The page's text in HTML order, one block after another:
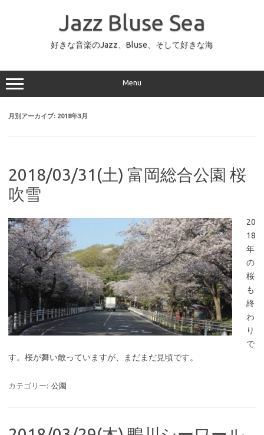
ッ
プ
Jazz Bluse Sea
好きな音楽のJazz、Bluse、そして好きな海
Menu
月別アーカイブ: 2018年3月
2018/03/31(土) 富岡総合公園 桜
吹雪
20
18
年
の
桜
も
終
わ
り
で
す。桜が舞い散っていますが、まだまだ見頃です。
カテゴリー: 公園